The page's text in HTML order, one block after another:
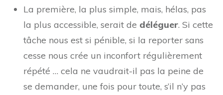
La première, la plus simple, mais, hélas, pas
la plus accessible, serait de déléguer. Si cette
tâche nous est si pénible, si la reporter sans
cesse nous crée un inconfort régulièrement
répété … cela ne vaudrait-il pas la peine de
se demander, une fois pour toute, s’il n’y pas